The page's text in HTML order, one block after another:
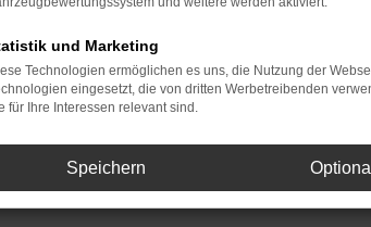
Cookie Einstellungen
1 | DE-08223 Neustadt/Vogtland | fj@jakob-trading.com |
und Marketing
Technologien ermöglichen es uns, die Nutzung der
eingesetzt, die von dritten Werbetreibenden
für Ihre Interessen relevant sind.
Speichern